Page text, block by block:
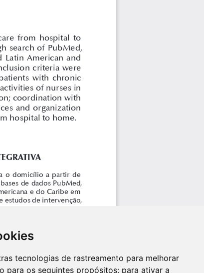
tecnologias de rastreamento para melhorar
para os seguintes propósitos: para ativar a